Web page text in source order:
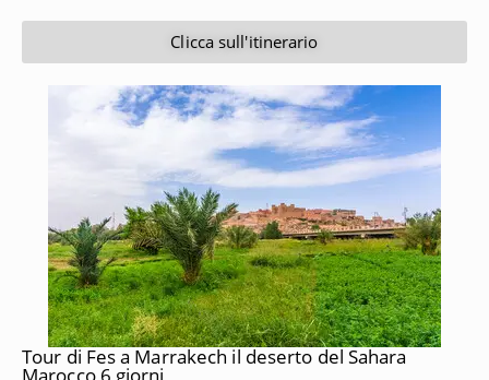
Clicca sull'itinerario
Tour di Fes a Marrakech il deserto del Sahara
Marocco 6 giorni